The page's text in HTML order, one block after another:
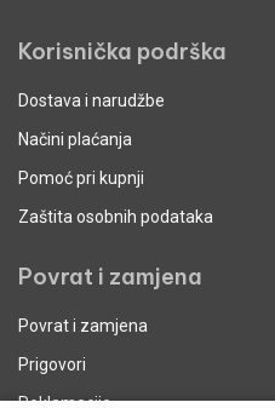
Korisnička podrška
Dostava i narudžbe
Načini plaćanja
Pomoć pri kupnji
Zaštita osobnih podataka
Povrat i zamjena
Povrat i zamjena
Prigovori
Reklamacije